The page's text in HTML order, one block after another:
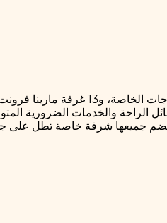
يتألف فندق سيفاوي من 25 غرفة سيفاوي فاخرة، و29 جناح
من اللون الأزرق والأخضر والأرجواني، ويضم